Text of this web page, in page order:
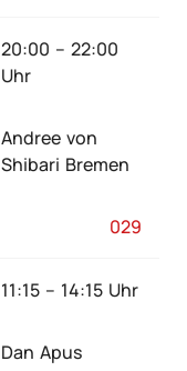
20:00 – 22:00
Uhr
Andree von
Shibari Bremen
029
11:15 – 14:15 Uhr
Dan Apus